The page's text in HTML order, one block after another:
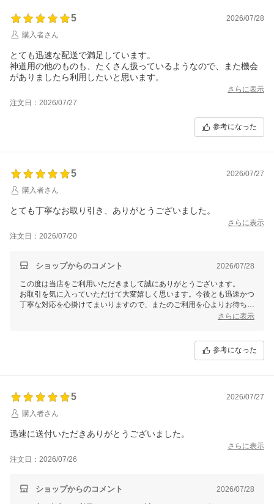
5
2026/07/28
購入者さん
とても迅速な配送で満足しています。
神道用の他のものも、たくさん扱っているようなので、また機会
がありましたら利用したいと思います。
さらに表示
注文日：2026/07/27
参考になった
5
2026/07/27
購入者さん
とても丁寧なお取り引き、ありがとうございました。
さらに表示
注文日：2026/07/20
ショップからのコメント 2026/07/28
この度は当店をご利用いただきまして誠にありがとうございます。
お取引を気に入っていただけて大変嬉しく思います。今後とも迅速かつ
丁寧な対応を心掛けてまいりますので、またのご利用を心よりお待ちし
ております。何かお気づきの点やご質問がございましたら、どうぞお気
さらに表示
参考になった
5
2026/07/27
購入者さん
迅速に送付いただきありがとうございました。
さらに表示
注文日：2026/07/26
ショップからのコメント 2026/07/28